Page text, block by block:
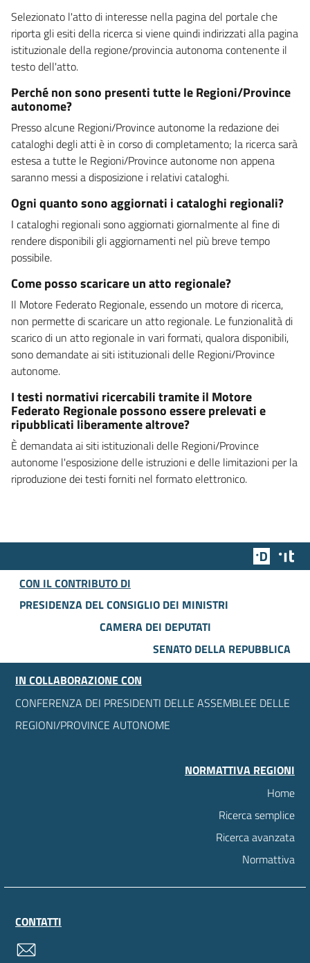
Selezionato l'atto di interesse nella pagina del portale che
riporta gli esiti della ricerca si viene quindi indirizzati alla pagina
istituzionale della regione/provincia autonoma contenente il
testo dell'atto.
Perché non sono presenti tutte le Regioni/Province
autonome?
Presso alcune Regioni/Province autonome la redazione dei
cataloghi degli atti è in corso di completamento; la ricerca sarà
estesa a tutte le Regioni/Province autonome non appena
saranno messi a disposizione i relativi cataloghi.
Ogni quanto sono aggiornati i cataloghi regionali?
I cataloghi regionali sono aggiornati giornalmente al fine di
rendere disponibili gli aggiornamenti nel più breve tempo
possibile.
Come posso scaricare un atto regionale?
Il Motore Federato Regionale, essendo un motore di ricerca,
non permette di scaricare un atto regionale. Le funzionalità di
scarico di un atto regionale in vari formati, qualora disponibili,
sono demandate ai siti istituzionali delle Regioni/Province
autonome.
I testi normativi ricercabili tramite il Motore
Federato Regionale possono essere prelevati e
ripubblicati liberamente altrove?
È demandata ai siti istituzionali delle Regioni/Province
autonome l'esposizione delle istruzioni e delle limitazioni per la
riproduzione dei testi forniti nel formato elettronico.
Team
CON IL CONTRIBUTO DI
PRESIDENZA DEL CONSIGLIO DEI MINISTRI
CAMERA DEI DEPUTATI
SENATO DELLA REPUBBLICA
IN COLLABORAZIONE CON
CONFERENZA DEI PRESIDENTI DELLE ASSEMBLEE DELLE
REGIONI/PROVINCE AUTONOME
NORMATTIVA REGIONI
Home
Ricerca semplice
Ricerca avanzata
Normattiva
CONTATTI